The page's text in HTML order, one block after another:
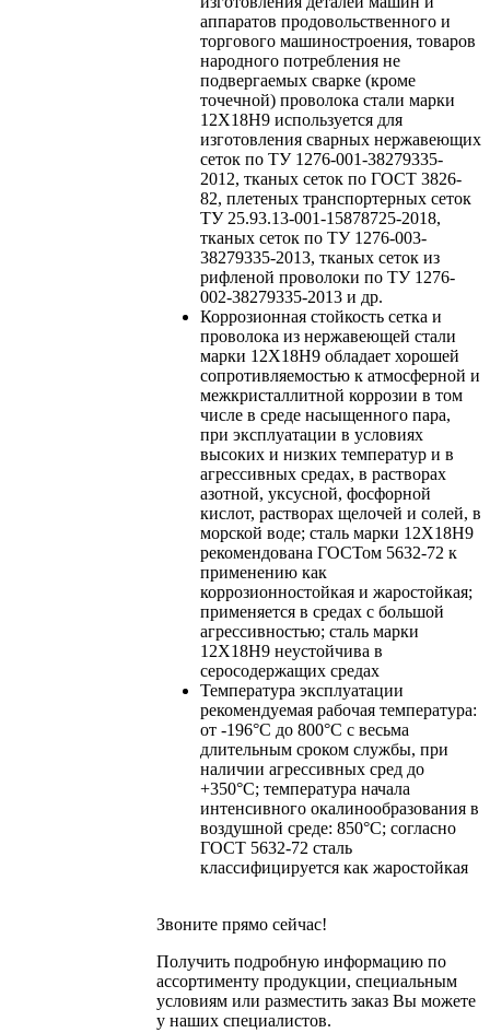
аппаратов продовольственного и
торгового машиностроения, товаров
народного потребления не
подвергаемых сварке (кроме
точечной) проволока стали марки
12Х18Н9 используется для
изготовления сварных нержавеющих
сеток по ТУ 1276-001-38279335-
2012, тканых сеток по ГОСТ 3826-
82, плетеных транспортерных сеток
ТУ 25.93.13-001-15878725-2018,
тканых сеток по ТУ 1276-003-
38279335-2013, тканых сеток из
рифленой проволоки по ТУ 1276-
002-38279335-2013 и др.
Коррозионная стойкость сетка и
проволока из нержавеющей стали
марки 12Х18Н9 обладает хорошей
сопротивляемостью к атмосферной и
межкристаллитной коррозии в том
числе в среде насыщенного пара,
при эксплуатации в условиях
высоких и низких температур и в
агрессивных средах, в растворах
азотной, уксусной, фосфорной
кислот, растворах щелочей и солей, в
морской воде; сталь марки 12Х18Н9
рекомендована ГОСТом 5632-72 к
применению как
коррозионностойкая и жаростойкая;
применяется в средах с большой
агрессивностью; сталь марки
12Х18Н9 неустойчива в
серосодержащих средах
Температура эксплуатации
рекомендуемая рабочая температура:
от -196°C до 800°С с весьма
длительным сроком службы, при
наличии агрессивных сред до
+350°С; температура начала
интенсивного окалинообразования в
воздушной среде: 850°С; согласно
ГОСТ 5632-72 сталь
классифицируется как жаростойкая
Звоните прямо сейчас!
Получить подробную информацию по
ассортименту продукции, специальным
условиям или разместить заказ Вы можете
у наших специалистов.